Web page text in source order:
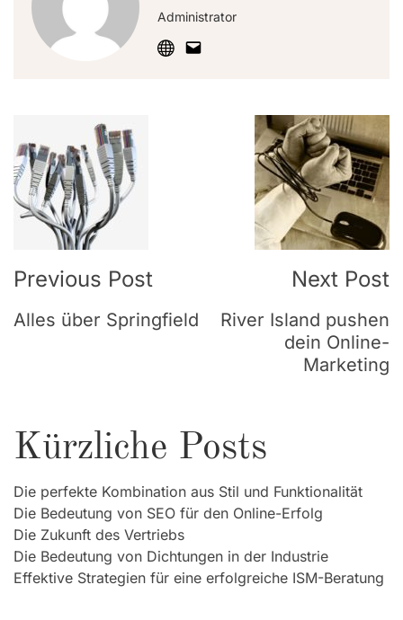
Administrator
Post
Navigation
Previous Post
Alles über Springfield
Next Post
River Island pushen
dein Online-
Marketing
Kürzliche Posts
Die perfekte Kombination aus Stil und Funktionalität
Die Bedeutung von SEO für den Online-Erfolg
Die Zukunft des Vertriebs
Die Bedeutung von Dichtungen in der Industrie
Effektive Strategien für eine erfolgreiche ISM-Beratung